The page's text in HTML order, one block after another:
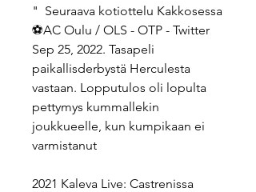
"  Seuraava kotiottelu Kakkosessa
⚽️AC Oulu / OLS - OTP - Twitter
Sep 25, 2022. Tasapeli
paikallisderbystä Herculesta
vastaan. Lopputulos oli lopulta
pettymys kummallekin
joukkueelle, kun kumpikaan ei
varmistanut
2021 Kaleva Live: Cast­re­nis­sa